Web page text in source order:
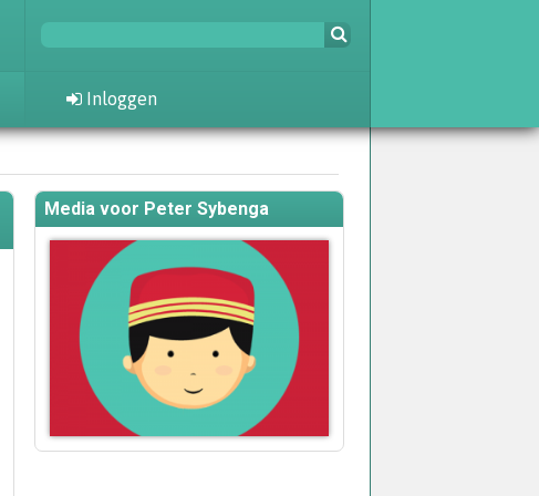
Inloggen
Media voor Peter Sybenga